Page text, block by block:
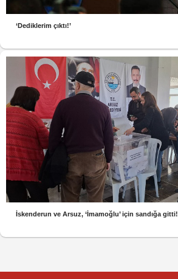
‘Dediklerim çıktı!’
İskenderun ve Arsuz, ‘İmamoğlu’ için sandığa gitti!